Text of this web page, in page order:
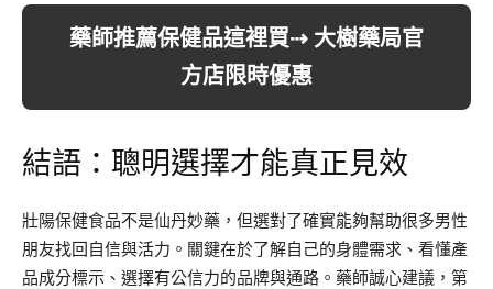
藥師推薦保健品這裡買⇢ 大樹藥局官
方店限時優惠
結語：聰明選擇才能真正見效
壯陽保健食品不是仙丹妙藥，但選對了確實能夠幫助很多男性
朋友找回自信與活力。關鍵在於了解自己的身體需求、看懂產
品成分標示、選擇有公信力的品牌與通路。藥師誠心建議，第